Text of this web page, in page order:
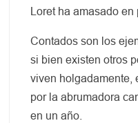
Loret ha amasado
Contados son los
si bien existen otros
viven holgadamente,
por la abrumadora
en un año.